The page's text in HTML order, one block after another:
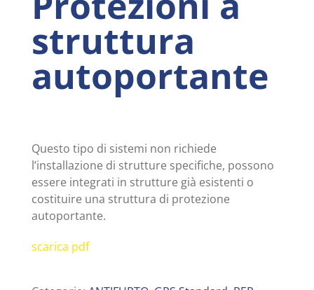
struttura
autoportante
Questo tipo di sistemi non richiede
l’installazione di strutture specifiche, possono
essere integrati in strutture già esistenti o
costituire una struttura di protezione
autoportante.
scarica pdf